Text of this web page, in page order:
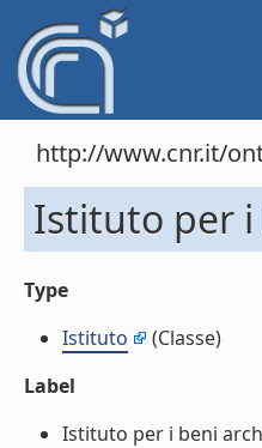
http://www.cnr.it/
Istituto per i
Type
Istituto
(Classe)
Label
Istituto per i beni